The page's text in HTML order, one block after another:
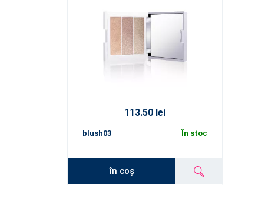
113.50 lei
blush03 În stoc
în coș